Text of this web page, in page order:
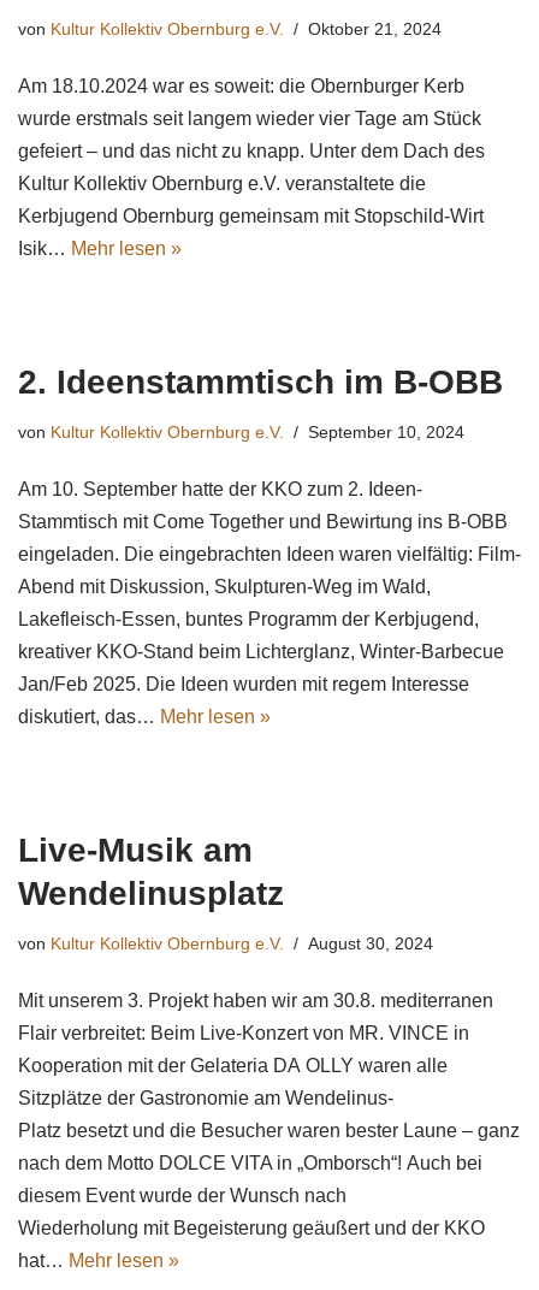
von Kultur Kollektiv Obernburg e.V. Oktober 21, 2024
Am 18.10.2024 war es soweit: die Obernburger Kerb
wurde erstmals seit langem wieder vier Tage am Stück
gefeiert – und das nicht zu knapp. Unter dem Dach des
Kultur Kollektiv Obernburg e.V. veranstaltete die
Kerbjugend Obernburg gemeinsam mit Stopschild-Wirt
Isik… Mehr lesen »
2. Ideenstammtisch im B-OBB
von Kultur Kollektiv Obernburg e.V. September 10, 2024
Am 10. September hatte der KKO zum 2. Ideen-
Stammtisch mit Come Together und Bewirtung ins B-OBB
eingeladen. Die eingebrachten Ideen waren vielfältig: Film-
Abend mit Diskussion, Skulpturen-Weg im Wald,
Lakefleisch-Essen, buntes Programm der Kerbjugend,
kreativer KKO-Stand beim Lichterglanz, Winter-Barbecue
Jan/Feb 2025. Die Ideen wurden mit regem Interesse
diskutiert, das… Mehr lesen »
Live-Musik am
Wendelinusplatz
von Kultur Kollektiv Obernburg e.V. August 30, 2024
Mit unserem 3. Projekt haben wir am 30.8. mediterranen
Flair verbreitet: Beim Live-Konzert von MR. VINCE in
Kooperation mit der Gelateria DA OLLY waren alle
Sitzplätze der Gastronomie am Wendelinus-
Platz besetzt und die Besucher waren bester Laune – ganz
nach dem Motto DOLCE VITA in „Omborsch“! Auch bei
diesem Event wurde der Wunsch nach
Wiederholung mit Begeisterung geäußert und der KKO
hat… Mehr lesen »